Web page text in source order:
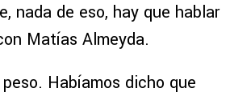
nada de eso, hay que hablar
Matías Almeyda.
Habíamos dicho que